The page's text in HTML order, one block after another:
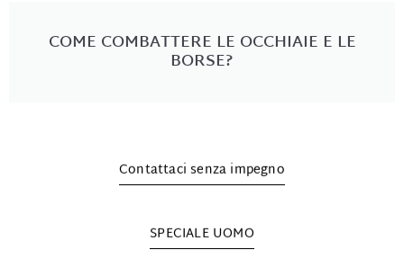
COME COMBATTERE LE OCCHIAIE E LE
BORSE?
Contattaci senza impegno
SPECIALE UOMO